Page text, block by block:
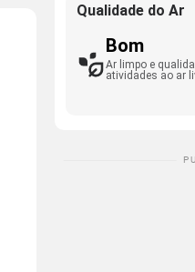
Qualidade do Ar
Bom
Ar limpo e
atividades ao ar